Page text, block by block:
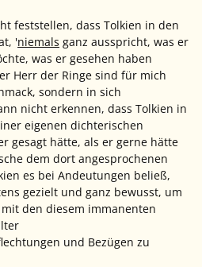
feststellen, dass Tolkien in den
'niemals ganz ausspricht, was er
was er gesehen haben
Herr der Ringe sind für mich
sondern in sich
nicht erkennen, dass Tolkien in
eigenen dichterischen
gesagt hätte, als er gerne hätte
dem dort angesprochenen
es bei Andeutungen beließ,
gezielt und ganz bewusst, um
den diesem immanenten
und Bezügen zu